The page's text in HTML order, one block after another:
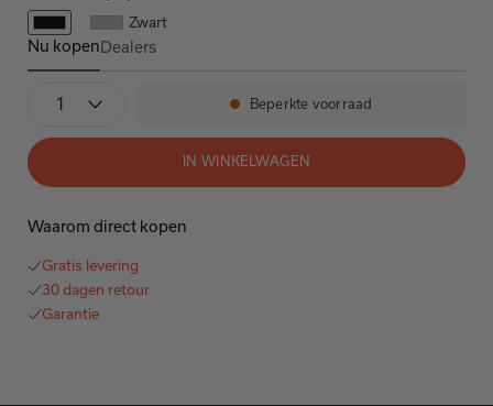
Zwart
Nu kopen
DCD-600NE
Dealers
Beschikbaarheid:
Beperkte voorraad
IN WINKELWAGEN
Waarom direct kopen
Gratis levering
30 dagen retour
Garantie